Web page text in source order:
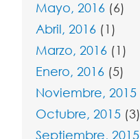
Mayo, 2016 (6)
Abril, 2016 (1)
Marzo, 2016 (1)
Enero, 2016 (5)
Noviembre, 2015
Octubre, 2015 (3)
Septiembre, 2015